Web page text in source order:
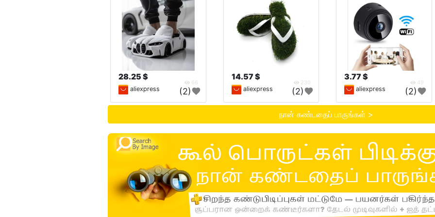
28.25 $
66
aliexpress (2)
14.57 $
230
aliexpress (2)
3.77 $
49
aliexpress (2)
நான் கண்டதைப் பாருங்கள் >